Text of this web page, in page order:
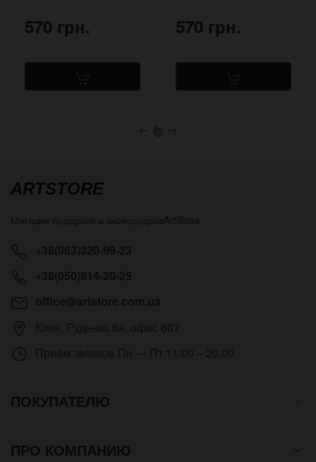
570 грн. 570 грн.
← →
ARTSTORE
ПОКУПАТЕЛЮ
ПРО КОМПАНИЮ